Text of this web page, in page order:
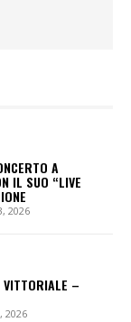
A
IL SUO “LIVE
2026
VITTORIALE –
2026